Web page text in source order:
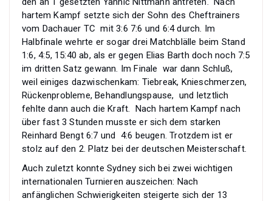
hartem Kampf setzte sich der Sohn des Cheftrainers
vom Dachauer TC mit 3:6 7:6 und 6:4 durch. Im
Halbfinale wehrte er sogar drei Matchblälle beim Stand
1:6, 4:5, 15:40 ab, als er gegen Elias Barth doch noch 7:5
im dritten Satz gewann. Im Finale war dann Schluß,
weil einiges dazwischenkam: Tiebreak, Knieschmerzen,
Rückenprobleme, Behandlungspause, und letztlich
fehlte dann auch die Kraft. Nach hartem Kampf nach
über fast 3 Stunden musste er sich dem starken
Reinhard Bengt 6:7 und 4:6 beugen. Trotzdem ist er
stolz auf den 2. Platz bei der deutschen Meisterschaft.
Auch zuletzt konnte Sydney sich bei zwei wichtigen
internationalen Turnieren auszeichen: Nach
anfänglichen Schwierigkeiten steigerte sich der 13